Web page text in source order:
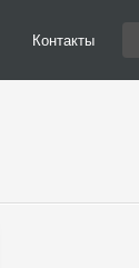
Контакты